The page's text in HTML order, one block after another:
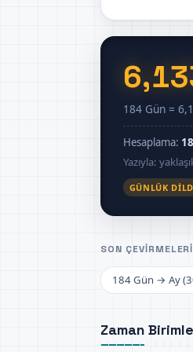
184 Gün =
Hesaplama:
Yazıyla:
GÜNLÜK
SON
184 Gün → Ay
Zaman